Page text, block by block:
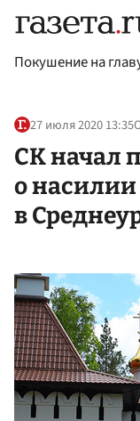
Покушение на
27 июля 2020 13:35
СК начал
о
в